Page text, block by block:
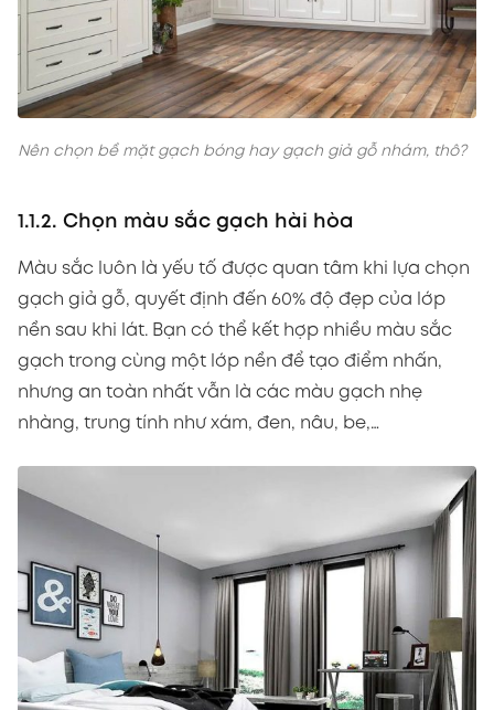
Nên chọn bề mặt gạch bóng hay gạch giả gỗ nhám, thô?
1.1.2. Chọn màu sắc gạch hài hòa
Màu sắc luôn là yếu tố được quan tâm khi lựa chọn
gạch giả gỗ, quyết định đến 60% độ đẹp của lớp
nền sau khi lát. Bạn có thể kết hợp nhiều màu sắc
gạch trong cùng một lớp nền để tạo điểm nhấn,
nhưng an toàn nhất vẫn là các màu gạch nhẹ
nhàng, trung tính như xám, đen, nâu, be,…